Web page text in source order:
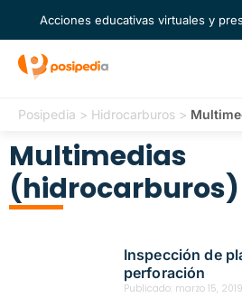
Acciones educativas virtuales y
Posipedia > Hidrocarburos >
Multimedias
(hidrocarburos)
Inspección de
perforación
Publicado: marzo 15, 2019